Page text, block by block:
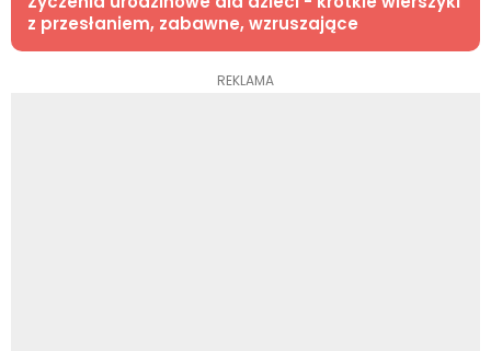
z przesłaniem, zabawne, wzruszające
REKLAMA